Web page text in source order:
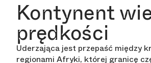
Kontynent
prędkości
Uderzająca jest przepaść między
regionami Afryki, której granicę